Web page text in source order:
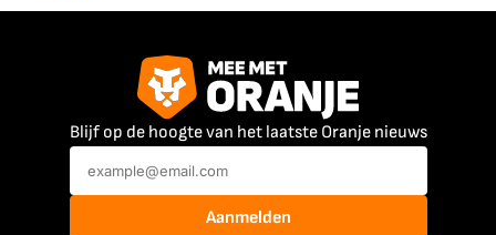
Blijf op de hoogte van het laatste Oranje nieuws
Aanmelden